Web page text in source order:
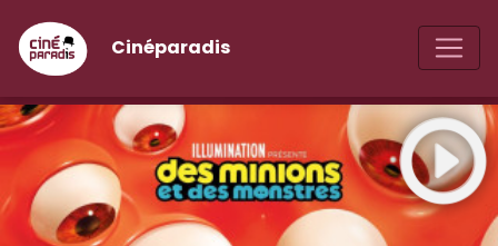
Cinéparadis